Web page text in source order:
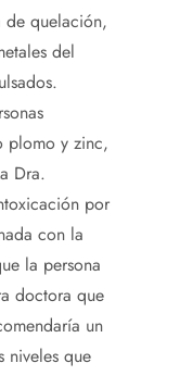
de quelación,
del
plomo y zinc,
Dra.
por
con la
la persona
doctora que
un
niveles que